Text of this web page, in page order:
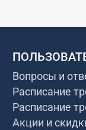
Вопросы и
Расписание
Расписание
Акции и